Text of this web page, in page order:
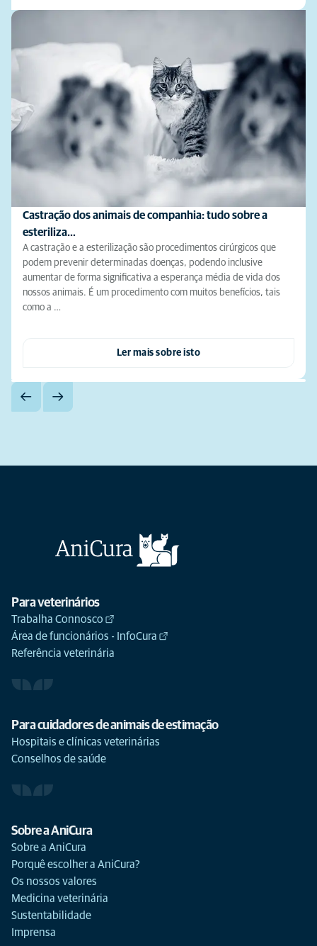
Castração dos animais de companhia: tudo sobre a
esteriliza…
A castração e a esterilização são procedimentos cirúrgicos que
podem prevenir determinadas doenças, podendo inclusive
aumentar de forma significativa a esperança média de vida dos
nossos animais. É um procedimento com muitos benefícios, tais
como a …
Ler mais sobre isto
Para veterinários
Trabalha Connosco
Área de funcionários - InfoCura
Referência veterinária
Para cuidadores de animais de estimação
Hospitais e clínicas veterinárias
Conselhos de saúde
Sobre a AniCura
Sobre a AniCura
Porquê escolher a AniCura?
Os nossos valores
Medicina veterinária
Sustentabilidade
Imprensa